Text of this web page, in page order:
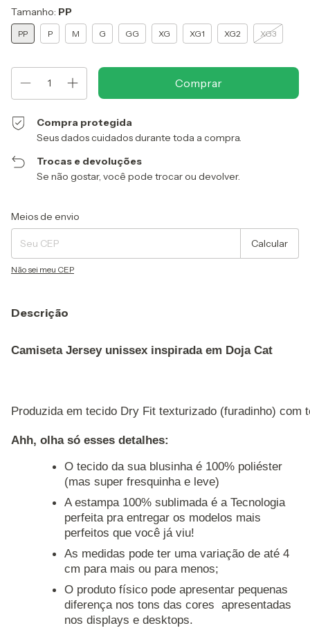
Tamanho: PP
PP P M G GG XG XG1 XG2 XG3
Compra protegida
Seus dados cuidados durante toda a compra.
Trocas e devoluções
Se não gostar, você pode trocar ou devolver.
Entregas para o CEP:
Meios de envio
Calcular
Não sei meu CEP
Descrição
Camiseta Jersey unissex inspirada em Doja Cat
Produzida em tecido Dry Fit texturizado (furadinho) com
Ahh, olha só esses detalhes:
O tecido da sua blusinha é 100% poliéster
(mas super fresquinha e leve)
A estampa 100% sublimada é a Tecnologia
perfeita pra entregar os modelos mais
perfeitos que você já viu!
As medidas pode ter uma variação de até 4
cm para mais ou para menos;
O produto físico pode apresentar pequenas
diferença nos tons das cores apresentadas
nos displays e desktops.